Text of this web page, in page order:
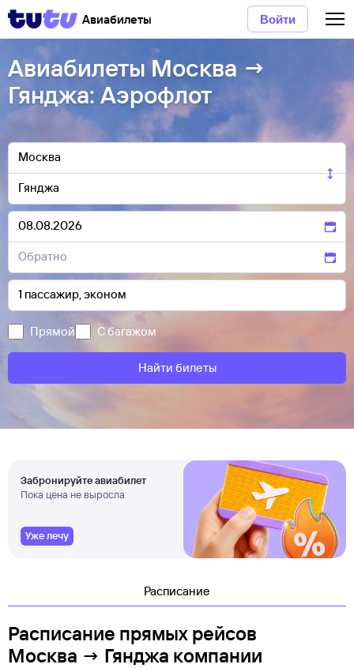
Авиабилеты Войти
Авиабилеты Москва →
Гянджа: Аэрофлот
Прямой С багажом
Найти билеты
Забронируйте авиабилет
Пока цена не выросла
Уже лечу
Расписание
Расписание прямых рейсов
Москва → Гянджа компании